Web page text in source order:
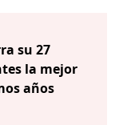
su 27
la mejor
años